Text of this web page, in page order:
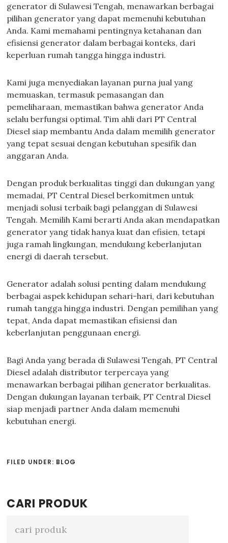
generator di Sulawesi Tengah, menawarkan berbagai
pilihan generator yang dapat memenuhi kebutuhan
Anda. Kami memahami pentingnya ketahanan dan
efisiensi generator dalam berbagai konteks, dari
keperluan rumah tangga hingga industri.
Kami juga menyediakan layanan purna jual yang
memuaskan, termasuk pemasangan dan
pemeliharaan, memastikan bahwa generator Anda
selalu berfungsi optimal. Tim ahli dari PT Central
Diesel siap membantu Anda dalam memilih generator
yang tepat sesuai dengan kebutuhan spesifik dan
anggaran Anda.
Dengan produk berkualitas tinggi dan dukungan yang
memadai, PT Central Diesel berkomitmen untuk
menjadi solusi terbaik bagi pelanggan di Sulawesi
Tengah. Memilih Kami berarti Anda akan mendapatkan
generator yang tidak hanya kuat dan efisien, tetapi
juga ramah lingkungan, mendukung keberlanjutan
energi di daerah tersebut.
Generator adalah solusi penting dalam mendukung
berbagai aspek kehidupan sehari-hari, dari kebutuhan
rumah tangga hingga industri. Dengan pemilihan yang
tepat, Anda dapat memastikan efisiensi dan
keberlanjutan penggunaan energi.
Bagi Anda yang berada di Sulawesi Tengah, PT Central
Diesel adalah distributor terpercaya yang
menawarkan berbagai pilihan generator berkualitas.
Dengan dukungan layanan terbaik, PT Central Diesel
siap menjadi partner Anda dalam memenuhi
kebutuhan energi.
FILED UNDER: BLOG
Primary
Sidebar
CARI PRODUK